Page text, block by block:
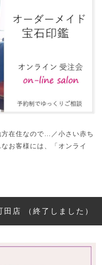
方在住なので…／小さい赤ち
お客様には、「オンライ
店 （終了しました）